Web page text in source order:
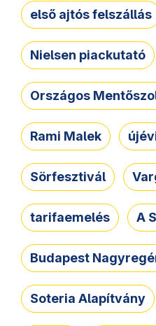
első ajtós felszállás
Nielsen piackutató
Országos
Rami Malek
Sörfesztivál
tarifaemelés A
Budapest
Soteria Alapítvány